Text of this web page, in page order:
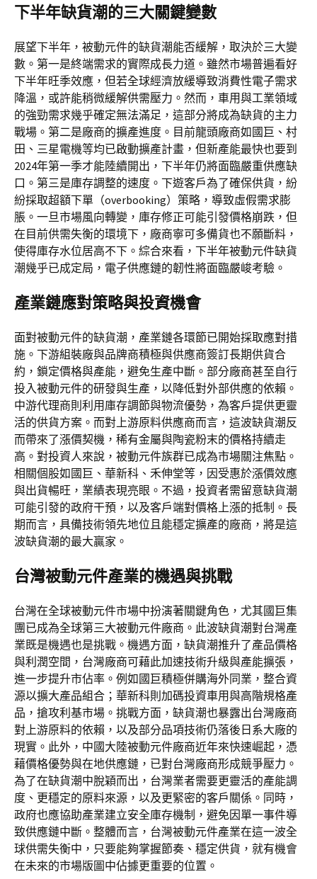
下半年缺貨潮的三大關鍵變數
展望下半年，被動元件的缺貨潮能否緩解，取決於三大變
數。第一是終端需求的實際成長力道。雖然市場普遍看好
下半年旺季效應，但若全球經濟放緩導致消費性電子需求
降溫，或許能稍微緩解供需壓力。然而，車用與工業領域
的強勁需求幾乎確定無法滿足，這部分將成為缺貨的主力
戰場。第二是廠商的擴產進度。目前龍頭廠商如國巨、村
田、三星電機等均已啟動擴產計畫，但新產能最快也要到
2024年第一季才能陸續開出，下半年仍將面臨嚴重供應缺
口。第三是庫存調整的速度。下遊客戶為了確保供貨，紛
紛採取超額下單（overbooking）策略，導致虛假需求膨
脹。一旦市場風向轉變，庫存修正可能引發價格崩跌，但
在目前供需失衡的環境下，廠商寧可多備貨也不願斷料，
使得庫存水位居高不下。綜合來看，下半年被動元件缺貨
潮幾乎已成定局，電子供應鏈的韌性將面臨嚴峻考驗。
產業鏈應對策略與投資機會
面對被動元件的缺貨潮，產業鏈各環節已開始採取應對措
施。下游組裝廠與品牌商積極與供應商簽訂長期供貨合
約，鎖定價格與產能，避免生產中斷。部分廠商甚至自行
投入被動元件的研發與生產，以降低對外部供應的依賴。
中游代理商則利用庫存調節與物流優勢，為客戶提供更靈
活的供貨方案。而對上游原料供應商而言，這波缺貨潮反
而帶來了漲價契機，稀有金屬與陶瓷粉末的價格持續走
高。對投資人來說，被動元件族群已成為市場關注焦點。
相關個股如國巨、華新科、禾伸堂等，因受惠於漲價效應
與出貨暢旺，業績表現亮眼。不過，投資者需留意缺貨潮
可能引發的政府干預，以及客戶端對價格上漲的抵制。長
期而言，具備技術領先地位且能穩定擴產的廠商，將是這
波缺貨潮的最大贏家。
台灣被動元件產業的機遇與挑戰
台灣在全球被動元件市場中扮演著關鍵角色，尤其國巨集
團已成為全球第三大被動元件廠商。此波缺貨潮對台灣產
業既是機遇也是挑戰。機遇方面，缺貨潮推升了產品價格
與利潤空間，台灣廠商可藉此加速技術升級與產能擴張，
進一步提升市佔率。例如國巨積極併購海外同業，整合資
源以擴大產品組合；華新科則加碼投資車用與高階規格產
品，搶攻利基市場。挑戰方面，缺貨潮也暴露出台灣廠商
對上游原料的依賴，以及部分品項技術仍落後日系大廠的
現實。此外，中國大陸被動元件廠商近年來快速崛起，憑
藉價格優勢與在地供應鏈，已對台灣廠商形成競爭壓力。
為了在缺貨潮中脫穎而出，台灣業者需要更靈活的產能調
度、更穩定的原料來源，以及更緊密的客戶關係。同時，
政府也應協助產業建立安全庫存機制，避免因單一事件導
致供應鏈中斷。整體而言，台灣被動元件產業在這一波全
球供需失衡中，只要能夠掌握節奏、穩定供貨，就有機會
在未來的市場版圖中佔據更重要的位置。